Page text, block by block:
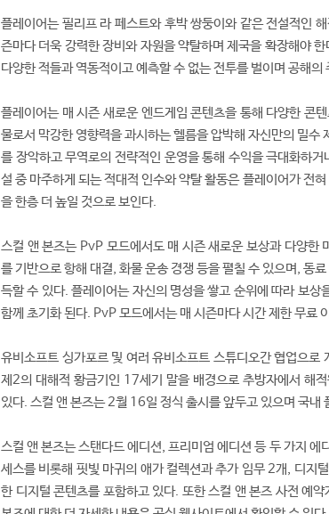
플레이어는 필리프 라 페스트와 후박 쌍둥이와 같은 전설적인
즌마다 더욱 강력한 장비와 자원을 약탈하며 제국을 확장해야
다양한 적들과 역동적이고 예측할 수 없는 전투를 벌이며 공해의
플레이어는 매 시즌 새로운 엔드게임 콘텐츠을 통해 다양한 콘
물로서 막강한 영향력을 과시하는 헬름을 압박해 자신만의 밀수
를 장악하고 무역로의 전략적인 운영을 통해 수익을 극대화하
설 중 마주하게 되는 적대적 인수와 약탈 활동은 플레이어가 전
을 한층 더 높일 것으로 보인다.
스컬 앤 본즈는 PvP 모드에서도 매 시즌 새로운 보상과 다양한
를 기반으로 항해 대결, 화물 운송 경쟁 등을 펼칠 수 있으며, 동
득할 수 있다. 플레이어는 자신의 명성을 쌓고 순위에 따라 보
함께 초기화 된다. PvP 모드에서는 매 시즌마다 시간 제한 무료
유비소프트 싱가포르 및 여러 유비소프트 스튜디오간 협업으로
제2의 대해적 황금기인 17세기 말을 배경으로 추방자에서 해
있다. 스컬 앤 본즈는 2월 16일 정식 출시를 앞두고 있으며 국내
스컬 앤 본즈는 스탠다드 에디션, 프리미엄 에디션 등 두 가지
세스를 비롯해 핏빛 마귀의 애가 컬렉션과 추가 임무 2개, 디지
한 디지털 콘텐츠를 포함하고 있다. 또한 스컬 앤 본즈 사전 예